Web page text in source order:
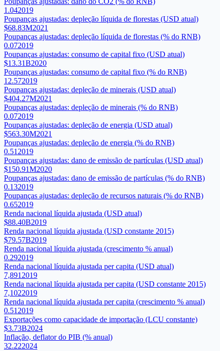
1.042019
Poupanças ajustadas: depleção líquida de florestas (USD atual)
$68.83M2021
Poupanças ajustadas: depleção líquida de florestas (% do RNB)
0.072019
Poupanças ajustadas: consumo de capital fixo (USD atual)
$13.31B2020
Poupanças ajustadas: consumo de capital fixo (% do RNB)
12.572019
Poupanças ajustadas: depleção de minerais (USD atual)
$404.27M2021
Poupanças ajustadas: depleção de minerais (% do RNB)
0.072019
Poupanças ajustadas: depleção de energia (USD atual)
$563.30M2021
Poupanças ajustadas: depleção de energia (% do RNB)
0.51 2019
Poupanças ajustadas: dano de emissão de partículas (USD atual)
$150.91M2020
Poupanças ajustadas: dano de emissão de partículas (% do RNB)
0.132019
Poupanças ajustadas: depleção de recursos naturais (% do RNB)
0.652019
Renda nacional líquida ajustada (USD atual)
$88.40B2019
Renda nacional líquida ajustada (USD constante 2015)
$79.57B2019
Renda nacional líquida ajustada (crescimento % anual)
0.292019
Renda nacional líquida ajustada per capita (USD atual)
7,891 2019
Renda nacional líquida ajustada per capita (USD constante 2015)
7,1022019
Renda nacional líquida ajustada per capita (crescimento % anual)
0.51 2019
Exportações como capacidade de importação (LCU constante)
$3.73B2024
Inflação, deflator do PIB (% anual)
32.222024